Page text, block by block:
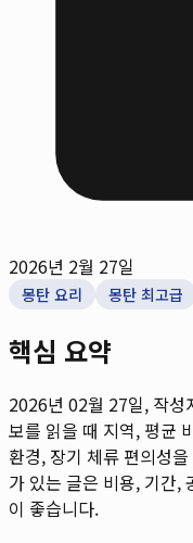
2026년 2월 27일
몽탄 요리 몽탄 최고급
핵심 요약
2026년 02월 27일, 작성
보를 읽을 때 지역, 평균
환경, 장기 체류 편의성
가 있는 글은 비용, 기간,
이 좋습니다.